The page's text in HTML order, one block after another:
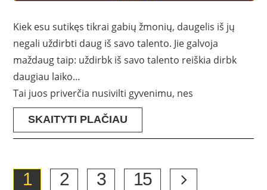
Kiek esu sutikęs tikrai gabių žmonių, daugelis iš jų
negali uždirbti daug iš savo talento. Jie galvoja
maždaug taip: uždirbk iš savo talento reiškia dirbk
daugiau laiko...
Tai juos priverčia nusivilti gyvenimu, nes
SKAITYTI PLAČIAU
1 2 3 15